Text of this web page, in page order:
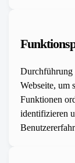
Durchführung
Webseite, um
Funktionen
identifizieren